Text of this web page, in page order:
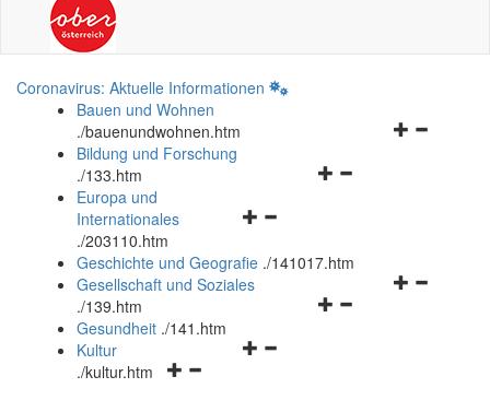
Coronavirus: Aktuelle Informationen
Bauen und Wohnen
./bauenundwohnen.htm
Navigationsmenü
Bildung und Forschung
./133.htm
Navigationsmenü
und
schließen
Europa und
Internationales
./203110.htm
Geschichte und Geografie ./141017.htm
Navigationsmenü
Gesellschaft und Soziales
./139.htm
Navigationsmenü
Gesundheit ./141.htm
Navigationsmenü
Kultur
./kultur.htm